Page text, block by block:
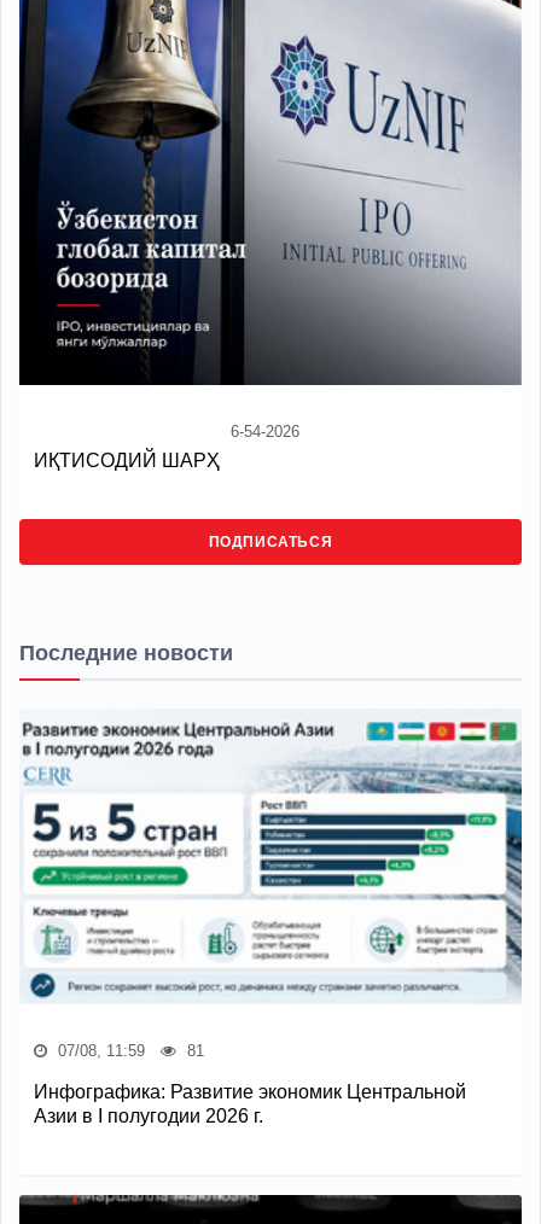
6-54-2026
ИҚТИСОДИЙ ШАРҲ
ПОДПИСАТЬСЯ
Последние новости
07/08, 11:59 81
Инфографика: Развитие экономик Центральной
Азии в I полугодии 2026 г.